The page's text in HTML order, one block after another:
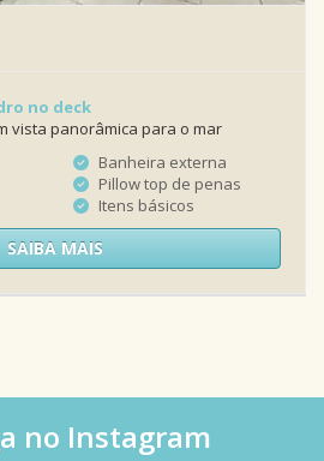
no deck
vista panorâmica para o mar
Banheira externa
Pillow top de penas
Itens básicos
SAIBA MAIS
no Instagram